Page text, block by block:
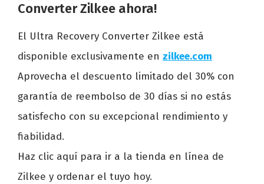
Converter Zilkee ahora!
El Ultra Recovery Converter Zilkee está
disponible exclusivamente en zilkee.com
Aprovecha el descuento limitado del 30% con
garantía de reembolso de 30 días si no estás
satisfecho con su excepcional rendimiento y
fiabilidad.
Haz clic aquí para ir a la tienda en línea de
Zilkee y ordenar el tuyo hoy.